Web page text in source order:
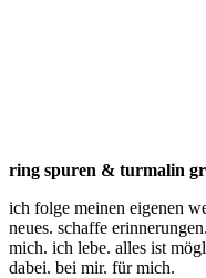
ring spuren & turmalin
ich folge meinen eigenen
neues. schaffe
mich. ich lebe. alles ist
dabei. bei mir. für mich.